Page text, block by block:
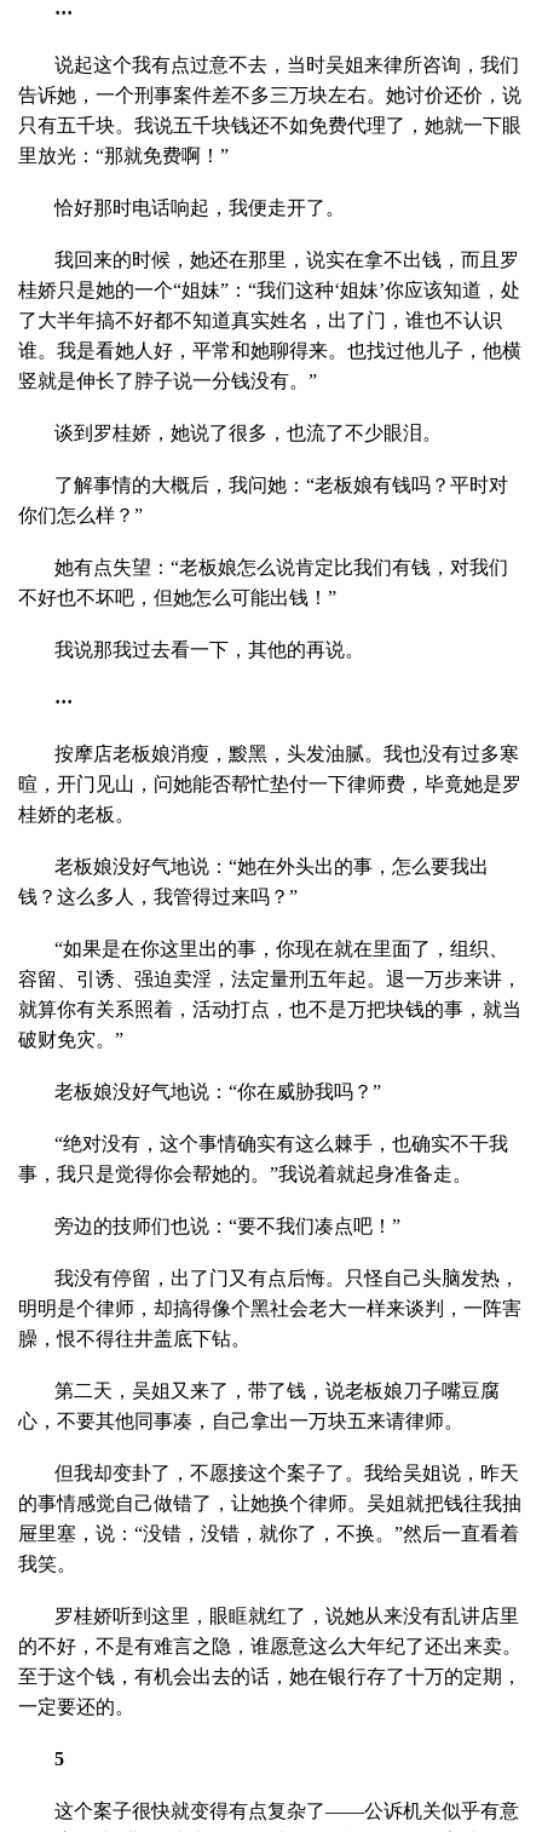
···
说起这个我有点过意不去，当时吴姐来律所咨询，我们
告诉她，一个刑事案件差不多三万块左右。她讨价还价，说
只有五千块。我说五千块钱还不如免费代理了，她就一下眼
里放光：“那就免费啊！”
恰好那时电话响起，我便走开了。
我回来的时候，她还在那里，说实在拿不出钱，而且罗
桂娇只是她的一个“姐妹”：“我们这种‘姐妹’你应该知道，处
了大半年搞不好都不知道真实姓名，出了门，谁也不认识
谁。我是看她人好，平常和她聊得来。也找过他儿子，他横
竖就是伸长了脖子说一分钱没有。”
谈到罗桂娇，她说了很多，也流了不少眼泪。
了解事情的大概后，我问她：“老板娘有钱吗？平时对
你们怎么样？”
她有点失望：“老板娘怎么说肯定比我们有钱，对我们
不好也不坏吧，但她怎么可能出钱！”
我说那我过去看一下，其他的再说。
···
按摩店老板娘消瘦，黢黑，头发油腻。我也没有过多寒
暄，开门见山，问她能否帮忙垫付一下律师费，毕竟她是罗
桂娇的老板。
老板娘没好气地说：“她在外头出的事，怎么要我出
钱？这么多人，我管得过来吗？”
“如果是在你这里出的事，你现在就在里面了，组织、
容留、引诱、强迫卖淫，法定量刑五年起。退一万步来讲，
就算你有关系照着，活动打点，也不是万把块钱的事，就当
破财免灾。”
老板娘没好气地说：“你在威胁我吗？”
“绝对没有，这个事情确实有这么棘手，也确实不干我
事，我只是觉得你会帮她的。”我说着就起身准备走。
旁边的技师们也说：“要不我们凑点吧！”
我没有停留，出了门又有点后悔。只怪自己头脑发热，
明明是个律师，却搞得像个黑社会老大一样来谈判，一阵害
臊，恨不得往井盖底下钻。
第二天，吴姐又来了，带了钱，说老板娘刀子嘴豆腐
心，不要其他同事凑，自己拿出一万块五来请律师。
但我却变卦了，不愿接这个案子了。我给吴姐说，昨天
的事情感觉自己做错了，让她换个律师。吴姐就把钱往我抽
屉里塞，说：“没错，没错，就你了，不换。”然后一直看着
我笑。
罗桂娇听到这里，眼眶就红了，说她从来没有乱讲店里
的不好，不是有难言之隐，谁愿意这么大年纪了还出来卖。
至于这个钱，有机会出去的话，她在银行存了十万的定期，
一定要还的。
5
这个案子很快就变得有点复杂了——公诉机关似乎有意